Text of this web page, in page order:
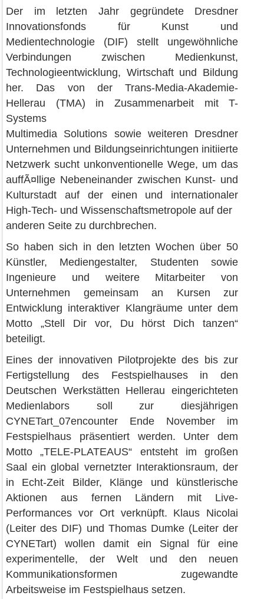
Der im letzten Jahr gegründete Dresdner
Innovationsfonds für Kunst und
Medientechnologie (DIF) stellt ungewöhnliche
Verbindungen zwischen Medienkunst,
Technologieentwicklung, Wirtschaft und Bildung
her. Das von der Trans-Media-Akademie-
Hellerau (TMA) in Zusammenarbeit mit T-
Systems
Multimedia Solutions sowie weiteren Dresdner
Unternehmen und Bildungseinrichtungen initiierte
Netzwerk sucht unkonventionelle Wege, um das
auffÃ¤llige Nebeneinander zwischen Kunst- und
Kulturstadt auf der einen und internationaler
High-Tech- und Wissenschaftsmetropole auf der
anderen Seite zu durchbrechen.
So haben sich in den letzten Wochen über 50
Künstler, Mediengestalter, Studenten sowie
Ingenieure und weitere Mitarbeiter von
Unternehmen gemeinsam an Kursen zur
Entwicklung interaktiver Klangräume unter dem
Motto „Stell Dir vor, Du hörst Dich tanzen“
beteiligt.
Eines der innovativen Pilotprojekte des bis zur
Fertigstellung des Festspielhauses in den
Deutschen Werkstätten Hellerau eingerichteten
Medienlabors soll zur diesjährigen
CYNETart_07encounter Ende November im
Festspielhaus präsentiert werden. Unter dem
Motto „TELE-PLATEAUS“ entsteht im großen
Saal ein global vernetzter Interaktionsraum, der
in Echt-Zeit Bilder, Klänge und künstlerische
Aktionen aus fernen Ländern mit Live-
Performances vor Ort verknüpft. Klaus Nicolai
(Leiter des DIF) und Thomas Dumke (Leiter der
CYNETart) wollen damit ein Signal für eine
experimentelle, der Welt und den neuen
Kommunikationsformen zugewandte
Arbeitsweise im Festspielhaus setzen.